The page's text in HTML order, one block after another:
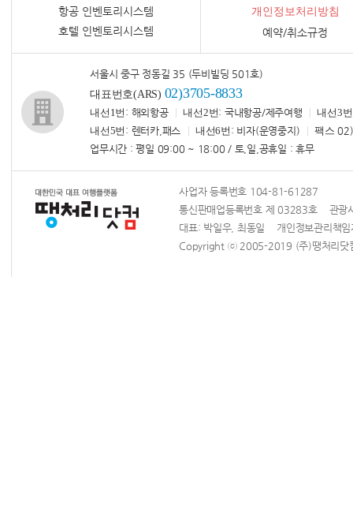
항공 인벤토리시스템
호텔 인벤토리시스템
개인정보처리방침
예약/취소규정
서울시 중구 정동길 35 (두비빌딩 501호)
대표번호(ARS) 02)3705-8833
내선1번 : 해외항공 내선2번: 국내항공/제주여행 내선3번
내선5번 : 렌터카,패스 내선6번 : 비자(운영중지) 팩스
업무시간 : 평일 09:00 ~ 18:00 / 토,일,공휴일 : 휴무
사업자 등록번호 104-81-61287
통신판매업등록번호 제 03283호 관광
대표: 박일우, 최동일 개인정보관리책
Copyright ⓒ 2005-2019 (주)땡처리닷